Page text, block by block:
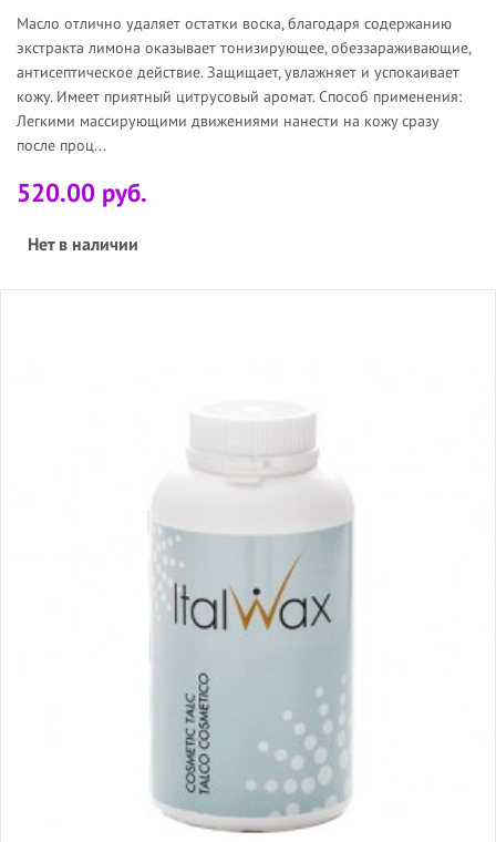
Масло отлично удаляет остатки воска, благодаря содержанию
экстракта лимона оказывает тонизирующее, обеззараживающие,
антисептическое действие. Защищает, увлажняет и успокаивает
кожу. Имеет приятный цитрусовый аромат. Способ применения:
Легкими массирующими движениями нанести на кожу сразу
после проц...
520.00 руб.
Нет в наличии